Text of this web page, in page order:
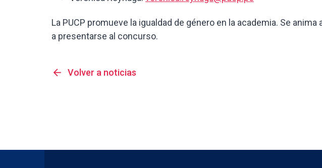
La PUCP promueve la igualdad de género en la academia. Se
a presentarse al concurso.
arrow_back Volver a noticias